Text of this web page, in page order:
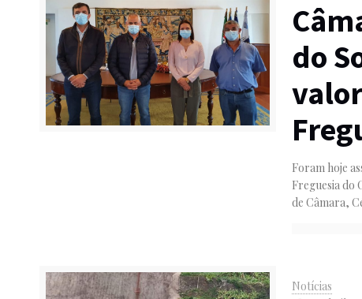
do
Foram hoje
Freguesia do
de Câmara,
Notícias